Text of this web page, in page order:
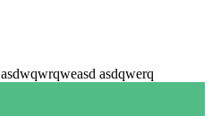
asdwqwrqweasd asdqwerq